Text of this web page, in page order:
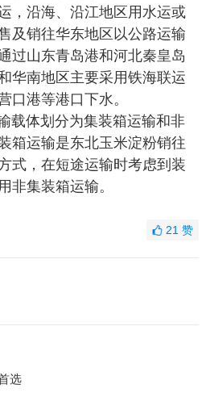
，沿海、沿江地区用水运或
及销往华东地区以公路运输
过山东青岛港和河北秦皇岛
华南地区主要采用铁海联运
口港等港口下水。
载体划分为集装箱运输和非
箱运输是东北玉米淀粉销往
式，在短途运输时考虑到装
非集装箱运输。
21赞
选